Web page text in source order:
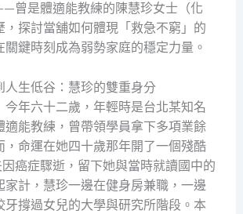
曾是體適能教練的陳慧珍女士（化
，探討當舖如何體現「救急不窮」的
鍵時刻成為弱勢家庭的穩定力量。
人生低谷：慧珍的雙重身分
今年六十二歲，年輕時是台北某知名
適能教練，曾帶領學員拿下多項業餘
，命運在她四十歲那年開了一個殘酷
癌症驟逝，留下她與當時就讀國中的
家計，慧珍一邊在健身房兼職，一邊
牙撐過女兒的大學與研究所階段。本